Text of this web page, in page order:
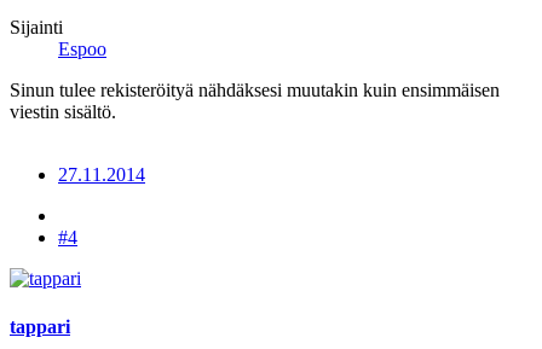
Sijainti
Espoo
Sinun tulee rekisteröityä nähdäksesi muutakin kuin ensimmäisen
viestin sisältö.
27.11.2014
#4
tappari